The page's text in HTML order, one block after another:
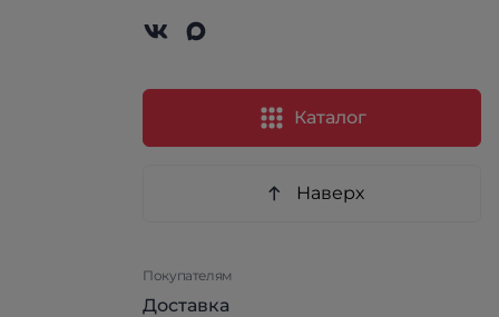
Каталог
Наверх
Покупателям
Доставка